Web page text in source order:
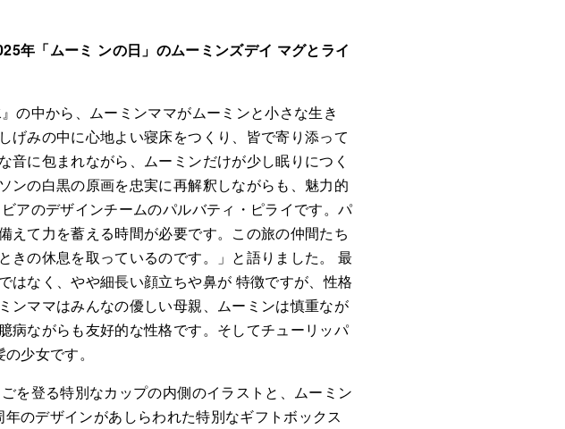
年「ムーミ ンの日」のムーミンズデイ マグとライ
の中から、ムーミンママがムーミンと小さな生き
げみの中に心地よい寝床をつくり、皆で寄り添って
に包まれながら、ムーミンだけが少し眠りにつく
ンの白黒の原画を忠実に再解釈しながらも、魅力的
アのデザインチームのパルバティ・ピライです。パ
えて力を蓄える時間が必要です。この旅の仲間たち
きの休息を取っているのです。」と語りました。 最
はなく、やや細長い顔立ちや鼻が 特徴ですが、性格
ンママはみんなの優しい母親、ムーミンは慎重なが
病ながらも友好的な性格です。そしてチューリッパ
少女です。
を登る特別なカップの内側のイラストと、ムーミン
のデザインがあしらわれた特別なギフトボックス